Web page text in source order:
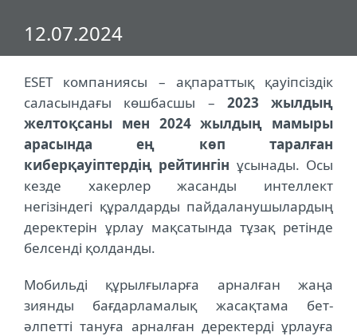
12.07.2024
ESET компаниясы – ақпараттық қауіпсіздік
саласындағы көшбасшы – 2023 жылдың
желтоқсаны мен 2024 жылдың мамыры
арасында ең көп таралған
киберқауіптердің рейтингін ұсынады. Осы
кезде хакерлер жасанды интеллект
негізіндегі құралдарды пайдаланушылардың
деректерін ұрлау мақсатында тұзақ ретінде
белсенді қолданды.
Мобильді құрылғыларға арналған жаңа
зиянды бағдарламалық жасақтама бет-
әлпетті тануға арналған деректерді ұрлауға